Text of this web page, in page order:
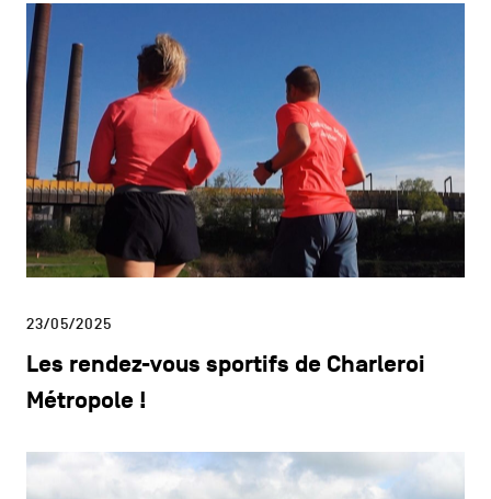
23/05/2025
Les rendez-vous sportifs de Charleroi
Métropole !